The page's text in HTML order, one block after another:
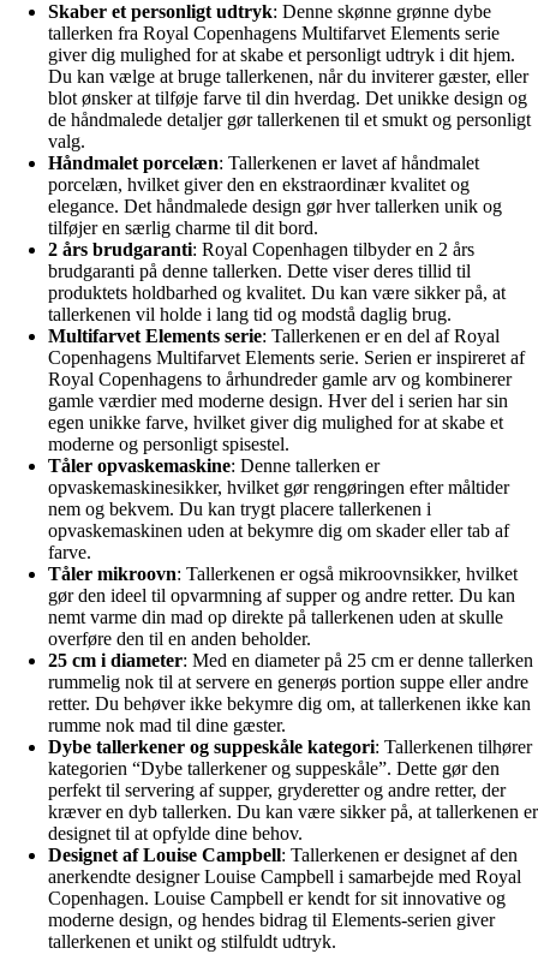
Skaber et personligt udtryk: Denne skønne grønne dybe
tallerken fra Royal Copenhagens Multifarvet Elements serie
giver dig mulighed for at skabe et personligt udtryk i dit hjem.
Du kan vælge at bruge tallerkenen, når du inviterer gæster, eller
blot ønsker at tilføje farve til din hverdag. Det unikke design og
de håndmalede detaljer gør tallerkenen til et smukt og personligt
valg.
Håndmalet porcelæn: Tallerkenen er lavet af håndmalet
porcelæn, hvilket giver den en ekstraordinær kvalitet og
elegance. Det håndmalede design gør hver tallerken unik og
tilføjer en særlig charme til dit bord.
2 års brudgaranti: Royal Copenhagen tilbyder en 2 års
brudgaranti på denne tallerken. Dette viser deres tillid til
produktets holdbarhed og kvalitet. Du kan være sikker på, at
tallerkenen vil holde i lang tid og modstå daglig brug.
Multifarvet Elements serie: Tallerkenen er en del af Royal
Copenhagens Multifarvet Elements serie. Serien er inspireret af
Royal Copenhagens to århundreder gamle arv og kombinerer
gamle værdier med moderne design. Hver del i serien har sin
egen unikke farve, hvilket giver dig mulighed for at skabe et
moderne og personligt spisestel.
Tåler opvaskemaskine: Denne tallerken er
opvaskemaskinesikker, hvilket gør rengøringen efter måltider
nem og bekvem. Du kan trygt placere tallerkenen i
opvaskemaskinen uden at bekymre dig om skader eller tab af
farve.
Tåler mikroovn: Tallerkenen er også mikroovnsikker, hvilket
gør den ideel til opvarmning af supper og andre retter. Du kan
nemt varme din mad op direkte på tallerkenen uden at skulle
overføre den til en anden beholder.
25 cm i diameter: Med en diameter på 25 cm er denne tallerken
rummelig nok til at servere en generøs portion suppe eller andre
retter. Du behøver ikke bekymre dig om, at tallerkenen ikke kan
rumme nok mad til dine gæster.
Dybe tallerkener og suppeskåle kategori: Tallerkenen tilhører
kategorien “Dybe tallerkener og suppeskåle”. Dette gør den
perfekt til servering af supper, gryderetter og andre retter, der
kræver en dyb tallerken. Du kan være sikker på, at tallerkenen er
designet til at opfylde dine behov.
Designet af Louise Campbell: Tallerkenen er designet af den
anerkendte designer Louise Campbell i samarbejde med Royal
Copenhagen. Louise Campbell er kendt for sit innovative og
moderne design, og hendes bidrag til Elements-serien giver
tallerkenen et unikt og stilfuldt udtryk.